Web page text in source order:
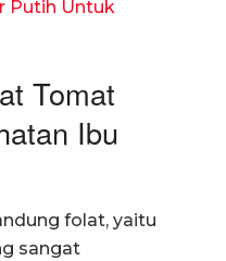
Putih Untuk
Tomat
Ibu
folat, yaitu
sangat